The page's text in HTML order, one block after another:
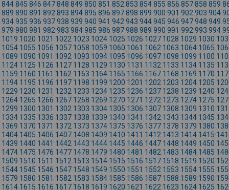
844845 846 847848 849 850 851 852 853 854855 856 857858 859
889 890 891 892 893 894895 896 897898 899 900 901 902 903 904
934935 936 937938 939 940 941 942 943 944945 946 947948 949
979 980 981 982 983 984985 986 987988 989 990 991 992 993 994
1019 1020 1021 1022 1023 1024 1025 1026 1027 1028 1029 1030
1054 1055 1056 1057 1058 1059 1060 1061 1062 1063 1064 1065
1089 1090 1091 1092 1093 1094 1095 1096 1097 1098 1099 1100
1124 1125 1126 1127 1128 1129 1130 1131 1132 1133 1134 1135
1159 1160 1161 1162 1163 1164 1165 1166 1167 1168 1169 1170
1194 1195 1196 1197 1198 1199 1200 1201 1202 1203 1204 1205
1229 1230 1231 1232 1233 1234 1235 1236 1237 1238 1239 1240
1264 1265 1266 1267 1268 1269 1270 1271 1272 1273 1274 1275
1299 1300 1301 1302 1303 1304 1305 1306 1307 1308 1309 1310
1334 1335 1336 1337 1338 1339 1340 1341 1342 1343 1344 1345
1369 1370 1371 1372 1373 1374 1375 1376 1377 1378 1379 1380
1404 1405 1406 1407 1408 1409 1410 1411 1412 1413 1414 1415
1439 1440 1441 1442 1443 1444 1445 1446 1447 1448 1449 1450
1474 1475 1476 1477 1478 1479 1480 1481 1482 1483 1484 1485
1509 1510 1511 1512 1513 1514 1515 1516 1517 1518 1519 1520
1544 1545 1546 1547 1548 1549 1550 1551 1552 1553 1554 1555
1579 1580 1581 1582 1583 1584 1585 1586 1587 1588 1589 1590
1614 1615 1616 1617 1618 1619 1620 1621 1622 1623 1624 1625